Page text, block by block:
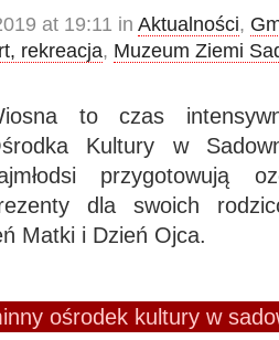
at 19:11 in Aktualności,
rekreacja, Muzeum Ziemi
to czas
Kultury w
przygotowują
dla swoich
Matki i Dzień Ojca.
ośrodek kultury w